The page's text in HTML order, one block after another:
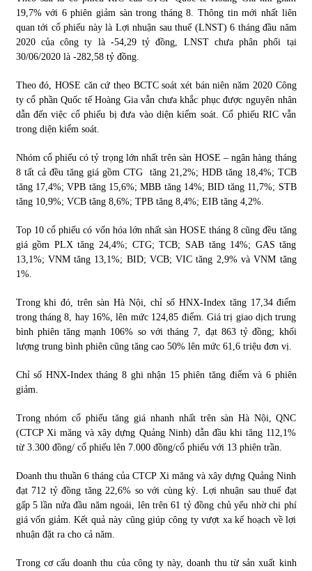
19,7% với 6 phiên giảm sàn trong tháng 8. Thông tin mới nhất liên
quan tới cổ phiếu này là Lợi nhuận sau thuế (LNST) 6 tháng đầu năm
2020 của công ty là -54,29 tỷ đồng, LNST chưa phân phối tại
30/06/2020 là -282,58 tỷ đồng.
Theo đó, HOSE căn cứ theo BCTC soát xét bán niên năm 2020 Công
ty cổ phần Quốc tế Hoàng Gia vẫn chưa khắc phục được nguyên nhân
dẫn đến việc cổ phiếu bị đưa vào diện kiểm soát. Cổ phiếu RIC vẫn
trong diện kiểm soát.
Nhóm cổ phiếu có tỷ trọng lớn nhất trên sàn HOSE – ngân hàng tháng
8 tất cả đều tăng giá gồm CTG tăng 21,2%; HDB tăng 18,4%; TCB
tăng 17,4%; VPB tăng 15,6%; MBB tăng 14%; BID tăng 11,7%; STB
tăng 10,9%; VCB tăng 8,6%; TPB tăng 8,4%; EIB tăng 4,2%.
Top 10 cổ phiếu có vốn hóa lớn nhất sàn HOSE tháng 8 cũng đều tăng
giá gồm PLX tăng 24,4%; CTG; TCB; SAB tăng 14%; GAS tăng
13,1%; VNM tăng 13,1%; BID; VCB; VIC tăng 2,9% và VNM tăng
1%.
Trong khi đó, trên sàn Hà Nội, chỉ số HNX-Index tăng 17,34 điểm
trong tháng 8, hay 16%, lên mức 124,85 điểm. Giá trị giao dịch trung
bình phiên tăng mạnh 106% so với tháng 7, đạt 863 tỷ đồng; khối
lượng trung bình phiên cũng tăng cao 50% lên mức 61,6 triệu đơn vị.
Chỉ số HNX-Index tháng 8 ghi nhận 15 phiên tăng điểm và 6 phiên
giảm.
Trong nhóm cổ phiếu tăng giá nhanh nhất trên sàn Hà Nội, QNC
(CTCP Xi măng và xây dựng Quảng Ninh) dẫn đầu khi tăng 112,1%
từ 3.300 đồng/ cổ phiếu lên 7.000 đồng/cổ phiếu với 13 phiên trần.
Doanh thu thuần 6 tháng của CTCP Xi măng và xây dựng Quảng Ninh
đạt 712 tỷ đồng tăng 22,6% so với cùng kỳ. Lợi nhuận sau thuế đạt
gấp 5 lần nửa đầu năm ngoái, lên trên 61 tỷ đồng chủ yếu nhờ chi phí
giá vốn giảm. Kết quả này cũng giúp công ty vượt xa kế hoạch về lợi
nhuận đặt ra cho cả năm.
Trong cơ cấu doanh thu của công ty này, doanh thu từ sản xuất kinh